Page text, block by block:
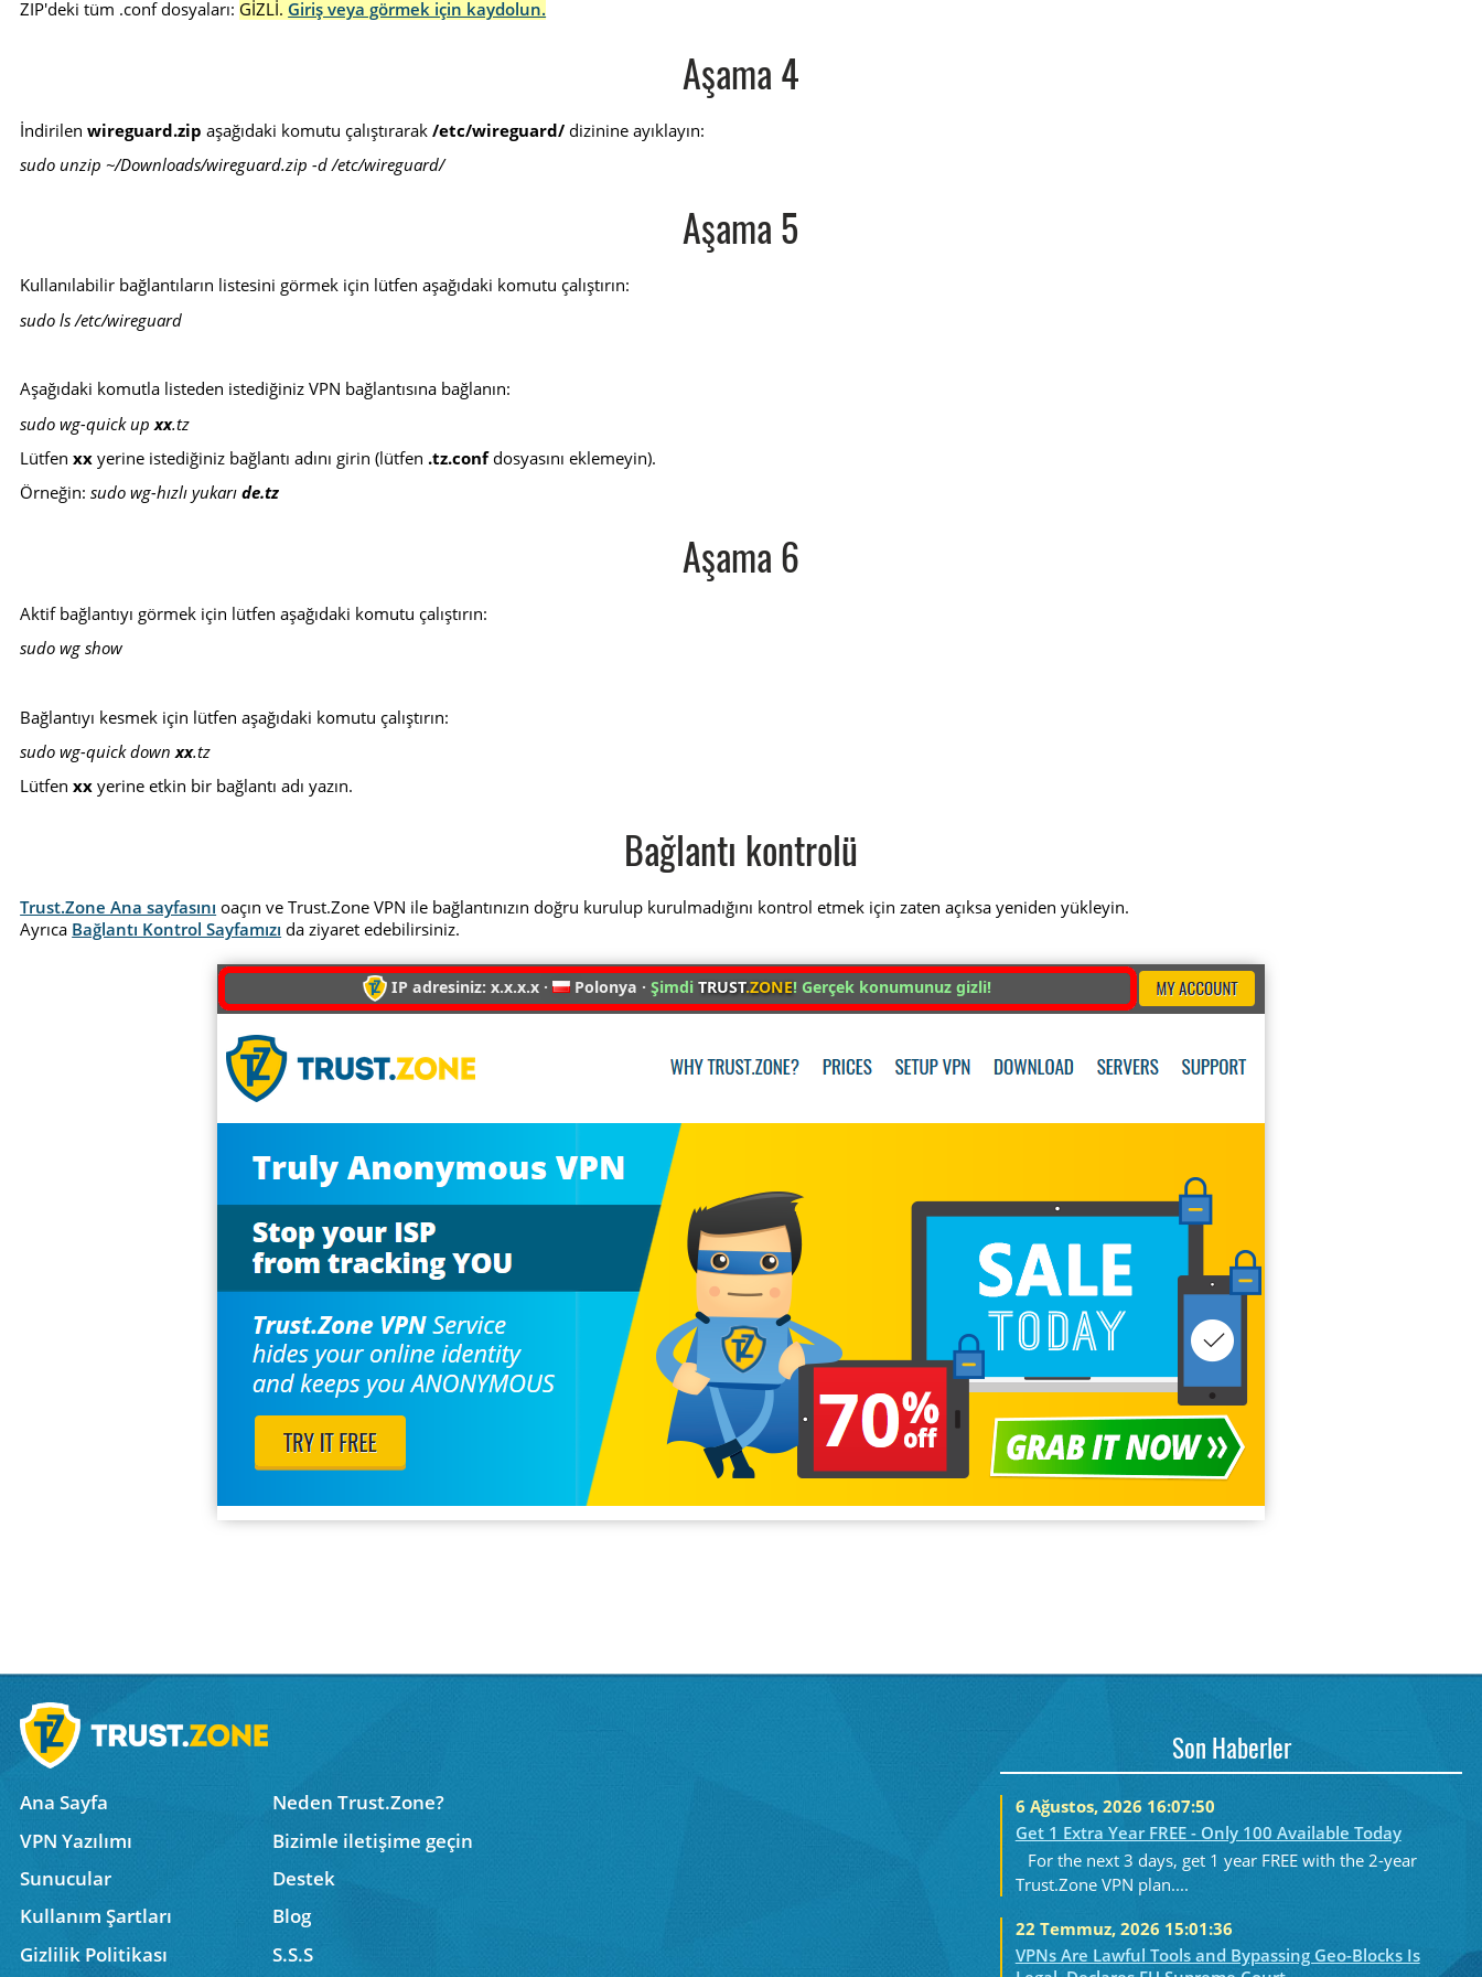
ZIP'deki tüm .conf dosyaları: GİZLİ. Giriş veya görmek için kaydolun.
Aşama 4
İndirilenwireguard.zip aşağıdaki komutu çalıştırarak/etc/wireguard/ dizinine ayıklayın:
sudo unzip ~/Downloads/wireguard.zip -d /etc/wireguard/
Aşama 5
Kullanılabilir bağlantıların listesini görmek için lütfen aşağıdaki komutu çalıştırın:
sudo ls /etc/wireguard
Aşağıdaki komutla listeden istediğiniz VPN bağlantısına bağlanın:
sudo wg-quick upxx.tz
Lütfenxx yerine istediğiniz bağlantı adını girin (lütfen .tz.confdosyasını eklemeyin).
Örneğin:sudo wg-hızlı yukarıde.tz
Aşama 6
Aktif bağlantıyı görmek için lütfen aşağıdaki komutu çalıştırın:
sudo wg show
Bağlantıyı kesmek için lütfen aşağıdaki komutu çalıştırın:
sudo wg-quick downxx.tz
Lütfenxx yerine etkin bir bağlantı adı yazın.
Bağlantı kontrolü
Trust.Zone Ana sayfasını oaçın ve Trust.Zone VPN ile bağlantınızın doğru kurulup kurulmadığını kontrol etmek için zaten açıksa yeniden yükleyin.
Ayrıca Bağlantı Kontrol Sayfamızı da ziyaret edebilirsiniz.
IP adresiniz: x.x.x.x · Polonya ·ŞimdiTRUST.ZONE! Gerçek konumunuz gizli!
Ana Sayfa
Neden Trust.Zone?
VPN Yazılımı
Bizimle iletişime geçin
Sunucular
Destek
Kullanım Şartları
Blog
Gizlilik Politikası
S.S.S
Son Haberler
6 Ağustos, 2026 16:07:50
Get 1 Extra Year FREE - Only 100 Available Today
For the next 3 days, get 1 year FREE with the 2-year
Trust.Zone VPN plan....
22 Temmuz, 2026 15:01:36
VPNs Are Lawful Tools and Bypassing Geo-Blocks Is